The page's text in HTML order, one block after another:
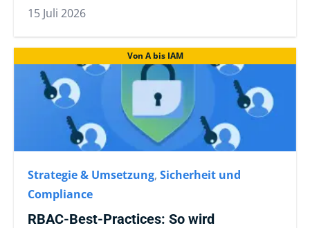
15 Juli 2026
Von A bis IAM
Strategie & Umsetzung, Sicherheit und
Compliance
RBAC-Best-Practices: So wird